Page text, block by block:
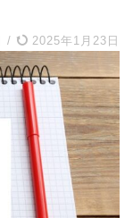
/ 2025年1月23日